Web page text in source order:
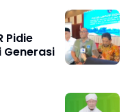
Pidie
Generasi